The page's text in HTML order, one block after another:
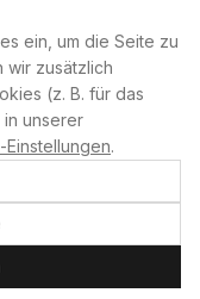
ein, um die Seite zu
wir zusätzlich
(z. B. für das
unserer
.